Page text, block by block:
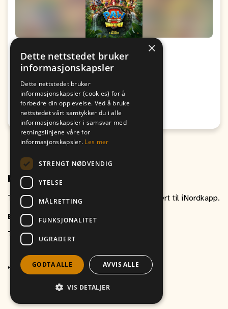
Kino: Paw Patrol: Dinofilmen
Fra
17:00
Til
19:00
Passer for alle
Honningsvåg
Kontakt oss
Ta gjerne kontakt om du har spørsmål relatert til iNordkapp.
E-post
inordkapp@vitikka.no
Telefon
et produkt avVitikka AS
×
Dette nettstedet bruker
informasjonskapsler
Dette nettstedet bruker
informasjonskapsler (cookies) for å
forbedre din opplevelse. Ved å bruke
nettstedet vårt samtykker du i alle
informasjonskapsler i samsvar med
retningslinjene våre for
informasjonskapsler. Les mer
STRENGT NØDVENDIG
YTELSE
MÅLRETTING
FUNKSJONALITET
UGRADERT
GODTA ALLE AVVIS ALLE
VIS DETALJER